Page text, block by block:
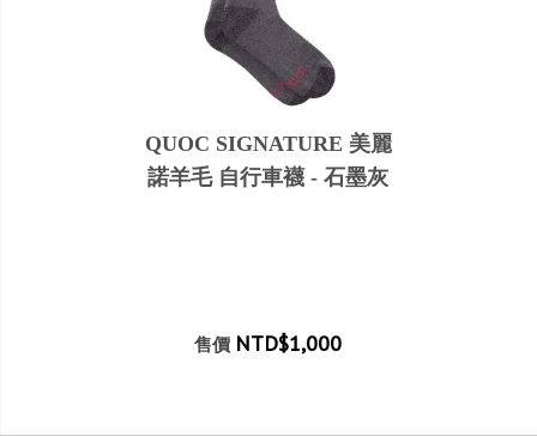
QUOC SIGNATURE 美麗
諾羊毛 自行車襪 - 石墨灰
售價 NTD$1,000